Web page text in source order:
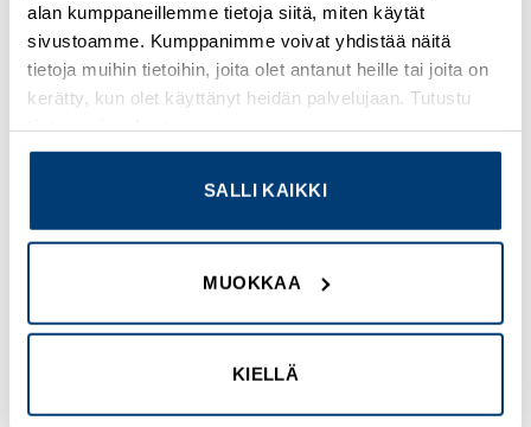
alan kumppaneillemme tietoja siitä, miten käytät
sivustoamme. Kumppanimme voivat yhdistää näitä
tietoja muihin tietoihin, joita olet antanut heille tai joita on
kerätty, kun olet käyttänyt heidän palvelujaan. Tutustu
SALLI KAIKKI
MUOKKAA
KIELLÄ
wishlist
VALMISKAAPELIT
wishlist
VALMISKAAPELIT